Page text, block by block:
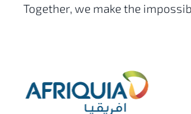
Together, we make the